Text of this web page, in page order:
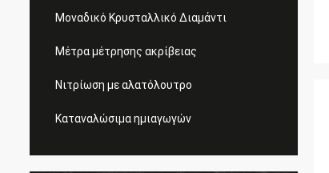
Μοναδικό Κρυσταλλικό Διαμάντι
Μέτρα μέτρησης ακρίβειας
Νιτρίωση με αλατόλουτρο
Καταναλώσιμα ημιαγωγών